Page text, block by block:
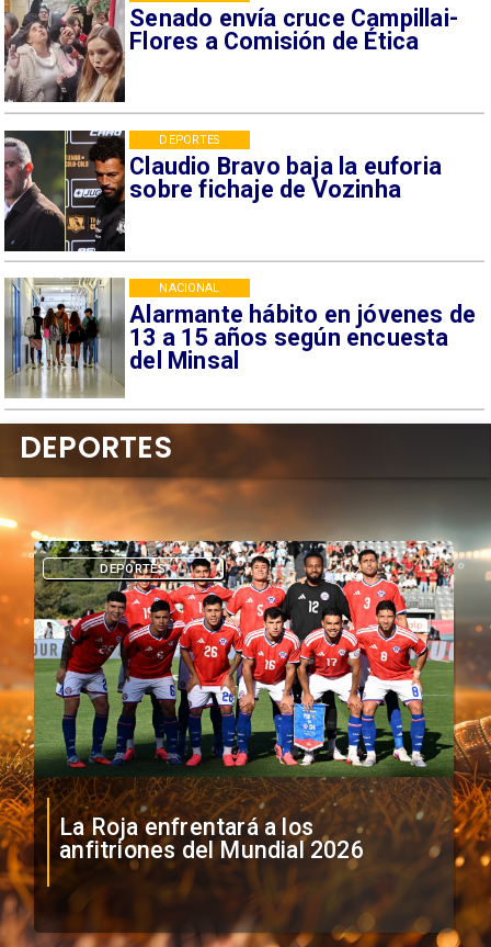
Senado envía cruce Campillai-
Flores a Comisión de Ética
Claudio Bravo baja la euforia
sobre fichaje de Vozinha
DEPORTES
Alarmante hábito en jóvenes de
13 a 15 años según encuesta
del Minsal
NACIONAL
La Roja enfrentará a los
anfitriones del Mundial 2026
DEPORTES
DEPORTES